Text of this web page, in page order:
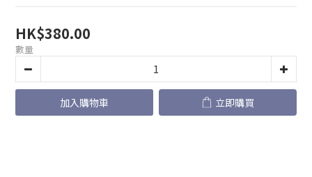
HK$380.00
數量
加入購物車 立即購買